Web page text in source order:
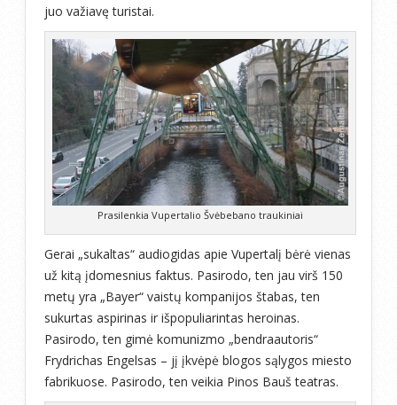
juo važiavę turistai.
Prasilenkia Vupertalio Švėbebano traukiniai
Gerai „sukaltas“ audiogidas apie Vupertalį bėrė vienas
už kitą įdomesnius faktus. Pasirodo, ten jau virš 150
metų yra „Bayer“ vaistų kompanijos štabas, ten
sukurtas aspirinas ir išpopuliarintas heroinas.
Pasirodo, ten gimė komunizmo „bendraautoris“
Frydrichas Engelsas – jį įkvėpė blogos sąlygos miesto
fabrikuose. Pasirodo, ten veikia Pinos Bauš teatras.